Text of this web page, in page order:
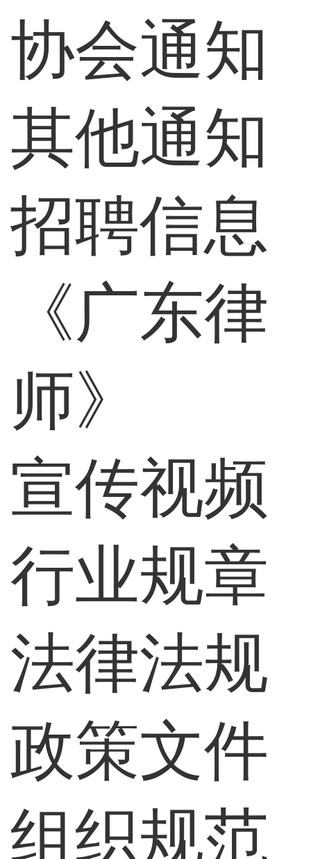
协会通知
其他通知
招聘信息
《广东律
师》
宣传视频
行业规章
法律法规
政策文件
组织规范